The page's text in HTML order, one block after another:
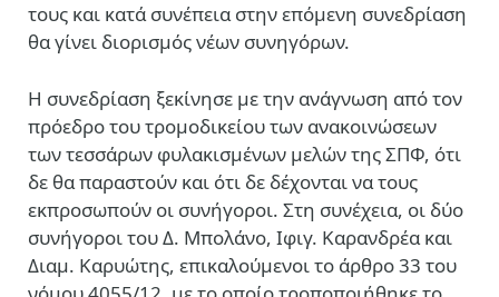
τους και κατά συνέπεια στην επόμενη συνεδρίαση
θα γίνει διορισμός νέων συνηγόρων.
Η συνεδρίαση ξεκίνησε με την ανάγνωση από τον
πρόεδρο του τρομοδικείου των ανακοινώσεων
των τεσσάρων φυλακισμένων μελών της ΣΠΦ, ότι
δε θα παραστούν και ότι δε δέχονται να τους
εκπροσωπούν οι συνήγοροι. Στη συνέχεια, οι δύο
συνήγοροι του Δ. Μπολάνο, Ιφιγ. Καρανδρέα και
Διαμ. Καρυώτης, επικαλούμενοι το άρθρο 33 του